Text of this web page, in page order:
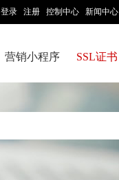
登录 注册 控制中心 新闻中心
营销小程序 SSL证书